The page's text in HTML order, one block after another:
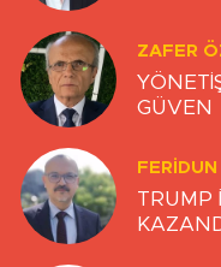
ZAFER
GÜVEN
TRUMP